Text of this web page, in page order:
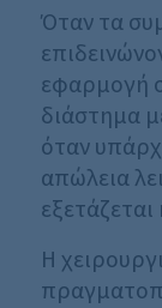
Όταν τα
εφαρμογή
διάστημα
όταν
απώλεια
Η